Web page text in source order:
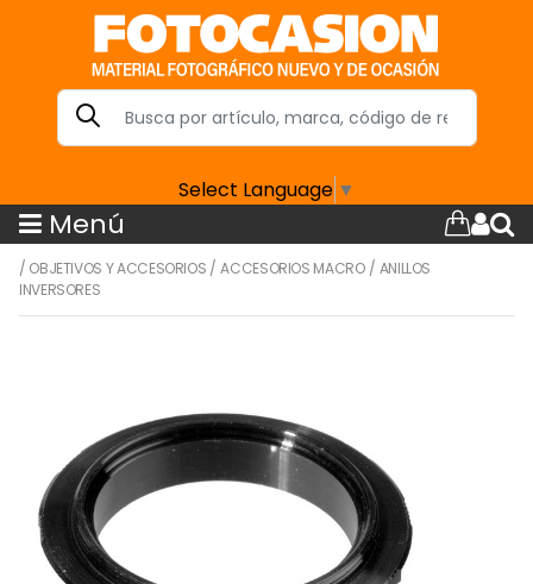
Select Language ▼
Menú
/ OBJETIVOS Y ACCESORIOS /ACCESORIOS MACRO/ ANILLOS
INVERSORES